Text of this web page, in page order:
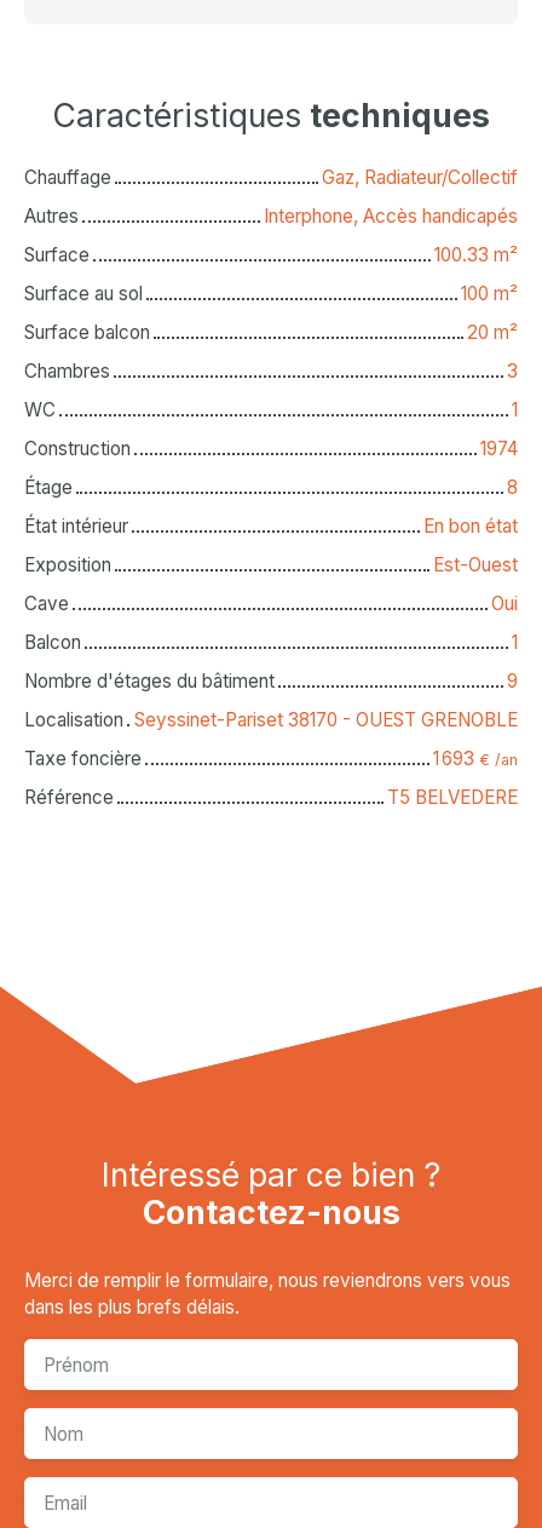
Caractéristiques techniques
Chauffage
Gaz, Radiateur/Collectif
Autres
Interphone, Accès handicapés
Surface
100.33 m²
Surface au sol
100 m²
Surface balcon
20 m²
Chambres
3
WC
1
Construction
1974
Étage
8
État intérieur
En bon état
Exposition
Est-Ouest
Cave
Oui
Balcon
1
Nombre d'étages du bâtiment
9
Localisation Seyssinet-Pariset 38170 - OUEST GRENOBLE
Taxe foncière
1 693 € /an
Référence T5 BELVEDERE
Intéressé par ce bien ?
Contactez-nous
Merci de remplir le formulaire, nous reviendrons vers vous
dans les plus brefs délais.
Prénom
Nom
Email